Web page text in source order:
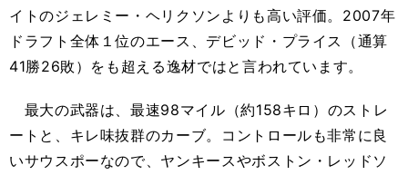
イトのジェレミー・ヘリクソンよりも高い評価。2007年
ドラフト全体１位のエース、デビッド・プライス（通算
41勝26敗）をも超える逸材ではと言われています。
最大の武器は、最速98マイル（約158キロ）のストレ
ートと、キレ味抜群のカーブ。コントロールも非常に良
いサウスポーなので、ヤンキースやボストン・レッドソ